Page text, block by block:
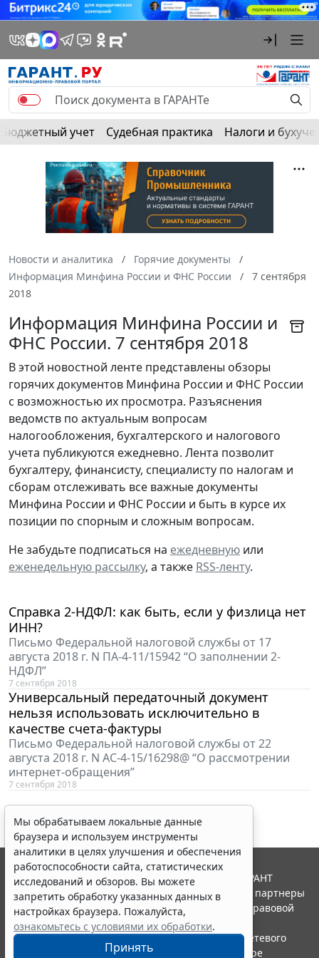
Бюджетный учет Судебная практика Налоги и
Новости и аналитика
Горячие документы
Информация Минфина России и ФНС России
7 сентября
2018
Информация Минфина России и
ФНС России. 7 сентября 2018
В этой новостной ленте представлены обзоры
горячих документов Минфина России и ФНС России
с возможностью их просмотра. Разъяснения
ведомств по актуальным вопросам
налогообложения, бухгалтерского и налогового
учета публикуются ежедневно. Лента позволит
бухгалтеру, финансисту, специалисту по налогам и
сборам отслеживать все важные документы
Минфина России и ФНС России и быть в курсе их
позиции по спорным и сложным вопросам.
Не забудьте подписаться на ежедневную или
еженедельную рассылку, а также RSS-ленту.
Справка 2-НДФЛ: как быть, если у физлица нет
ИНН?
Письмо Федеральной налоговой службы от 17
августа 2018 г. N ПА-4-11/15942 “О заполнении 2-
НДФЛ”
7 сентября 2018
Универсальный передаточный документ
нельзя использовать исключительно в
качестве счета-фактуры
Письмо Федеральной налоговой службы от 22
августа 2018 г. N АС-4-15/16298@ “О рассмотрении
интернет-обращения”
7 сентября 2018
Мы обрабатываем локальные данные
браузера и используем инструменты
аналитики в целях улучшения и обеспечения
работоспособности сайта, статистических
исследований и обзоров. Вы можете
запретить обработку указанных данных в
настройках браузера. Пожалуйста,
ознакомьтесь с условиями их обработки.
Принять
© ООО "НПП "ГАРАНТ-СЕРВИС", 2026. Система ГАРАНТ
выпускается с 1990 года. Компания "Гарант" и ее партнеры
являются участниками Российской ассоциации правовой
информации ГАРАНТ.
Портал ГАРАНТ.РУ зарегистрирован в качестве сетевого
издания Федеральной службой по надзору в сфере